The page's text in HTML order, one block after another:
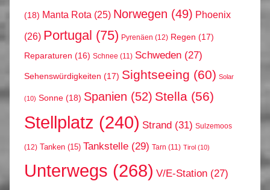
(18) Manta Rota (25) Norwegen (49) Phoenix
(26) Portugal (75) Pyrenäen (12) Regen (17)
Reparaturen (16) Schnee (11) Schweden (27)
Sehenswürdigkeiten (17) Sightseeing (60) Solar
(10) Sonne (18) Spanien (52) Stella (56)
Stellplatz (240) Strand (31) Sulzemoos
(12) Tanken (15) Tankstelle (29) Tarn (11) Tirol (10)
Unterwegs (268) V/E-Station (27)